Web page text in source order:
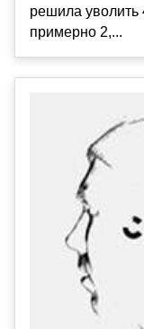
решила уволить
примерно 2,...